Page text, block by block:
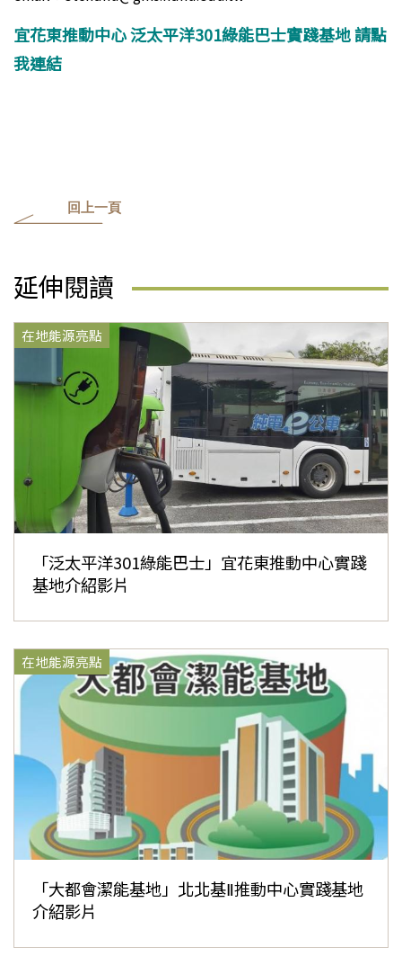
宜花東推動中心 泛太平洋301綠能巴士實踐基地請點
我連結
回上一頁
延伸閱讀
在地能源亮點
「泛太平洋301綠能巴士」宜花東推動中心實踐
基地介紹影片
在地能源亮點
「大都會潔能基地」北北基Ⅱ推動中心實踐基地
介紹影片